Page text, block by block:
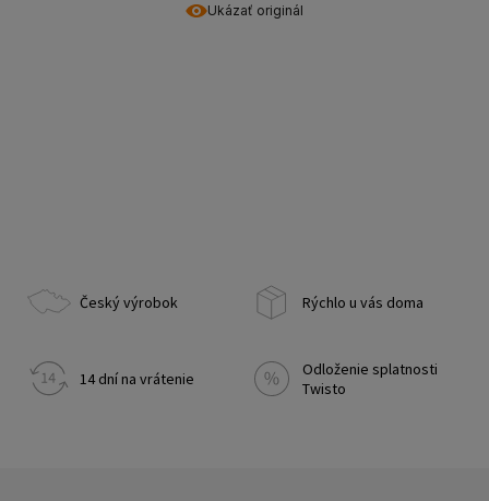
Ukázať originál
Český výrobok Rýchlo u vás doma
14 dní na vrátenie
Odloženie splatnosti
Twisto